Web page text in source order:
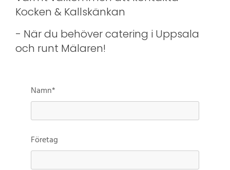
Kocken & Kallskänkan
- När du behöver catering i Uppsala
och runt Mälaren!
Namn*
Företag